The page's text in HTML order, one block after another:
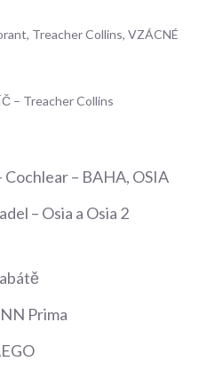
, Treacher Collins,VZÁCNÉ
– Treacher Collins
Cochlear – BAHA, OSIA
– Osia a Osia 2
Prima